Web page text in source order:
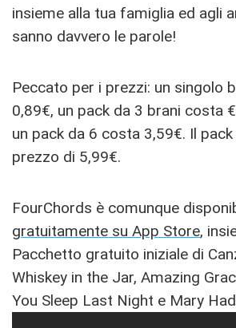
insieme alla tua famiglia ed agli
sanno davvero le parole!
Peccato per i prezzi: un singolo
0,89€, un pack da 3 brani costa
un pack da 6 costa 3,59€. Il
prezzo di 5,99€.
FourChords è comunque
gratuitamente su App Store,
Pacchetto gratuito iniziale di
Whiskey in the Jar, Amazing
You Sleep Last Night e Mary